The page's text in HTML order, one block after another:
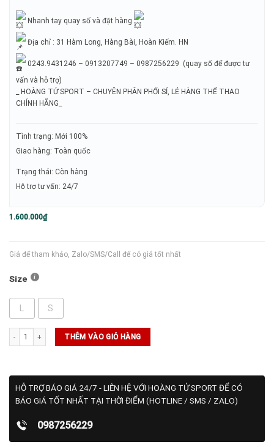
Nhanh tay quay số và đặt hàng
Địa chỉ : 31 Hàm Long, Hàng Bài, Hoàn Kiếm. HN
0243.9431246 – 0913207749 – 0987256229 (quay số để được tư
vấn và hỗ trợ)
_ HOÀNG TỬ SPORT – CHUYÊN PHÂN PHỐI SỈ, LẺ HÀNG THỂ THAO
CHÍNH HÃNG_
Tình trạng: Mới 100%
Giao hàng: Toàn quốc
Trạng thái: Còn hàng
Hỗ trợ tư vấn: 24/7
1.600.000₫
Giá để tham khảo, Zalo/SMS/Call để có giá tốt nhất
Size
L S
ÁO FJ Lisle Engineered PinStripe (87615) số lượng
THÊM VÀO GIỎ HÀNG
HỖ TRỢ BÁO GIÁ 24/7 - LIÊN HỆ VỚI HOÀNG TỬ SPORT ĐỂ CÓ
BÁO GIÁ TỐT NHẤT TẠI THỜI ĐIỂM (HOTLINE / SMS / ZALO)
0987256229